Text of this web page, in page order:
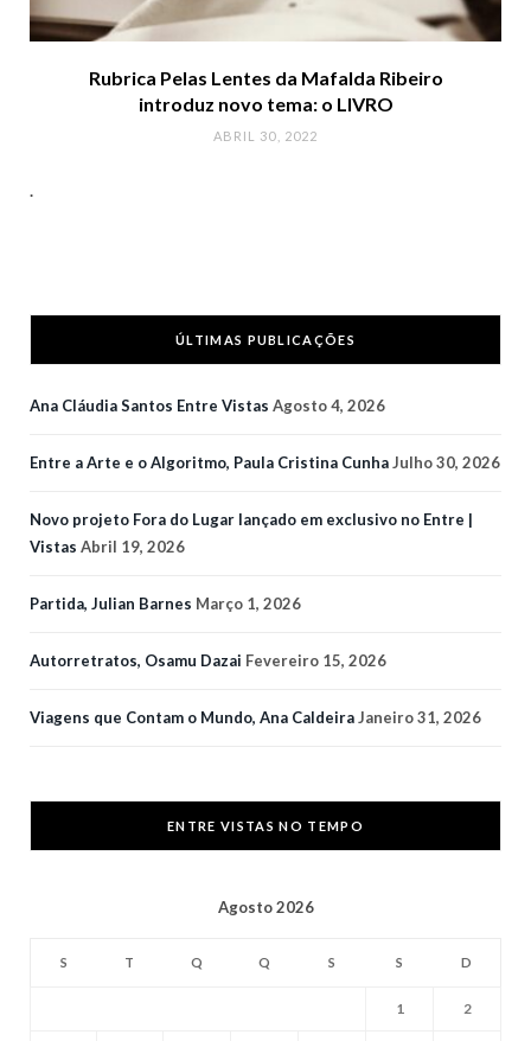
Rubrica Pelas Lentes da Mafalda Ribeiro
introduz novo tema: o LIVRO
ABRIL 30, 2022
.
ÚLTIMAS PUBLICAÇÕES
Ana Cláudia Santos Entre Vistas Agosto 4, 2026
Entre a Arte e o Algoritmo, Paula Cristina CunhaJulho 30, 2026
Novo projeto Fora do Lugar lançado em exclusivo no Entre |
Vistas Abril 19, 2026
Partida, Julian Barnes Março 1, 2026
Autorretratos, Osamu Dazai Fevereiro 15, 2026
Viagens que Contam o Mundo, Ana CaldeiraJaneiro 31, 2026
ENTRE VISTAS NO TEMPO
Agosto 2026
S T Q Q S S D
1 2